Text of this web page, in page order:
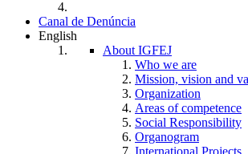
Canal de Denúncia
English
About IGFEJ
Who we are
Mission, vision and
Organization
Areas of competence
Social Responsibility
Organogram
International Projects